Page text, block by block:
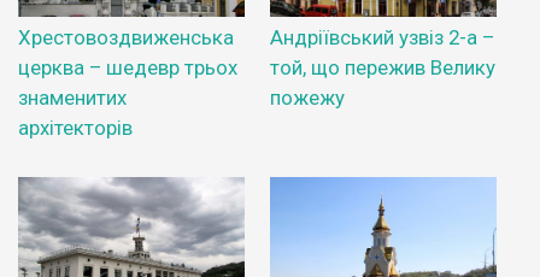
Хрестовоздвиженська
церква – шедевр трьох
знаменитих
архітекторів
Андріївський узвіз 2-а –
той, що пережив Велику
пожежу